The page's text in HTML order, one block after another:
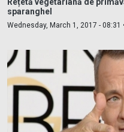
Rețetă vegetariană de
sparanghel
Wednesday, March 1, 2017 - 08:31